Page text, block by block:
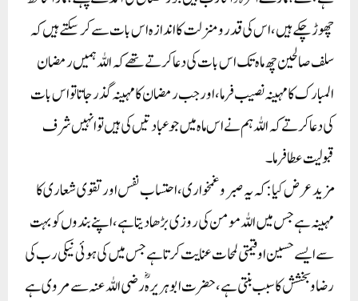
چھوڑ چکے ہیں،اس کی قدرومنزلت کا اندازہ اس بات سے کرسکتے ہیں کہ
سلف صالحین چھ ماہ تک اس بات کی دعا کرتے تھے کہ اللہ ہمیں رمضان
المبارک کا مہینہ نصیب فرما، اور جب رمضان کا مہینہ گذر جاتا تو اس بات
کی دعا کرتے کہ اللہ ہم نے اس ماہ میں جو عبادتیں کی ہیں تو انہیں شرف
قبولیت عطافرما۔
مزید عرض کیا :کہ یہ صبر وغمخواری، احتساب نفس اور تقوی شعاری کا
مہینہ ہے جس میں اللہ مومن کی روزی بڑھا دیتاہے، اپنے بندوں کو بہت
سے ایسے حسین او قیمتی لمحات عنایت کرتا ہے جس میں کی ہوئی نیکی رب کی
رضاوبخشش کا سبب بنتی ہے، حضرت ابو ہریرہؓ رضی اللہ عنہ سے مروی ہے